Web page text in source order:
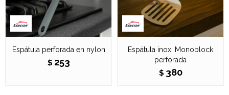
Espátula perforada en nylon
$ 253
Espátula inox. Monoblock
perforada
$ 380